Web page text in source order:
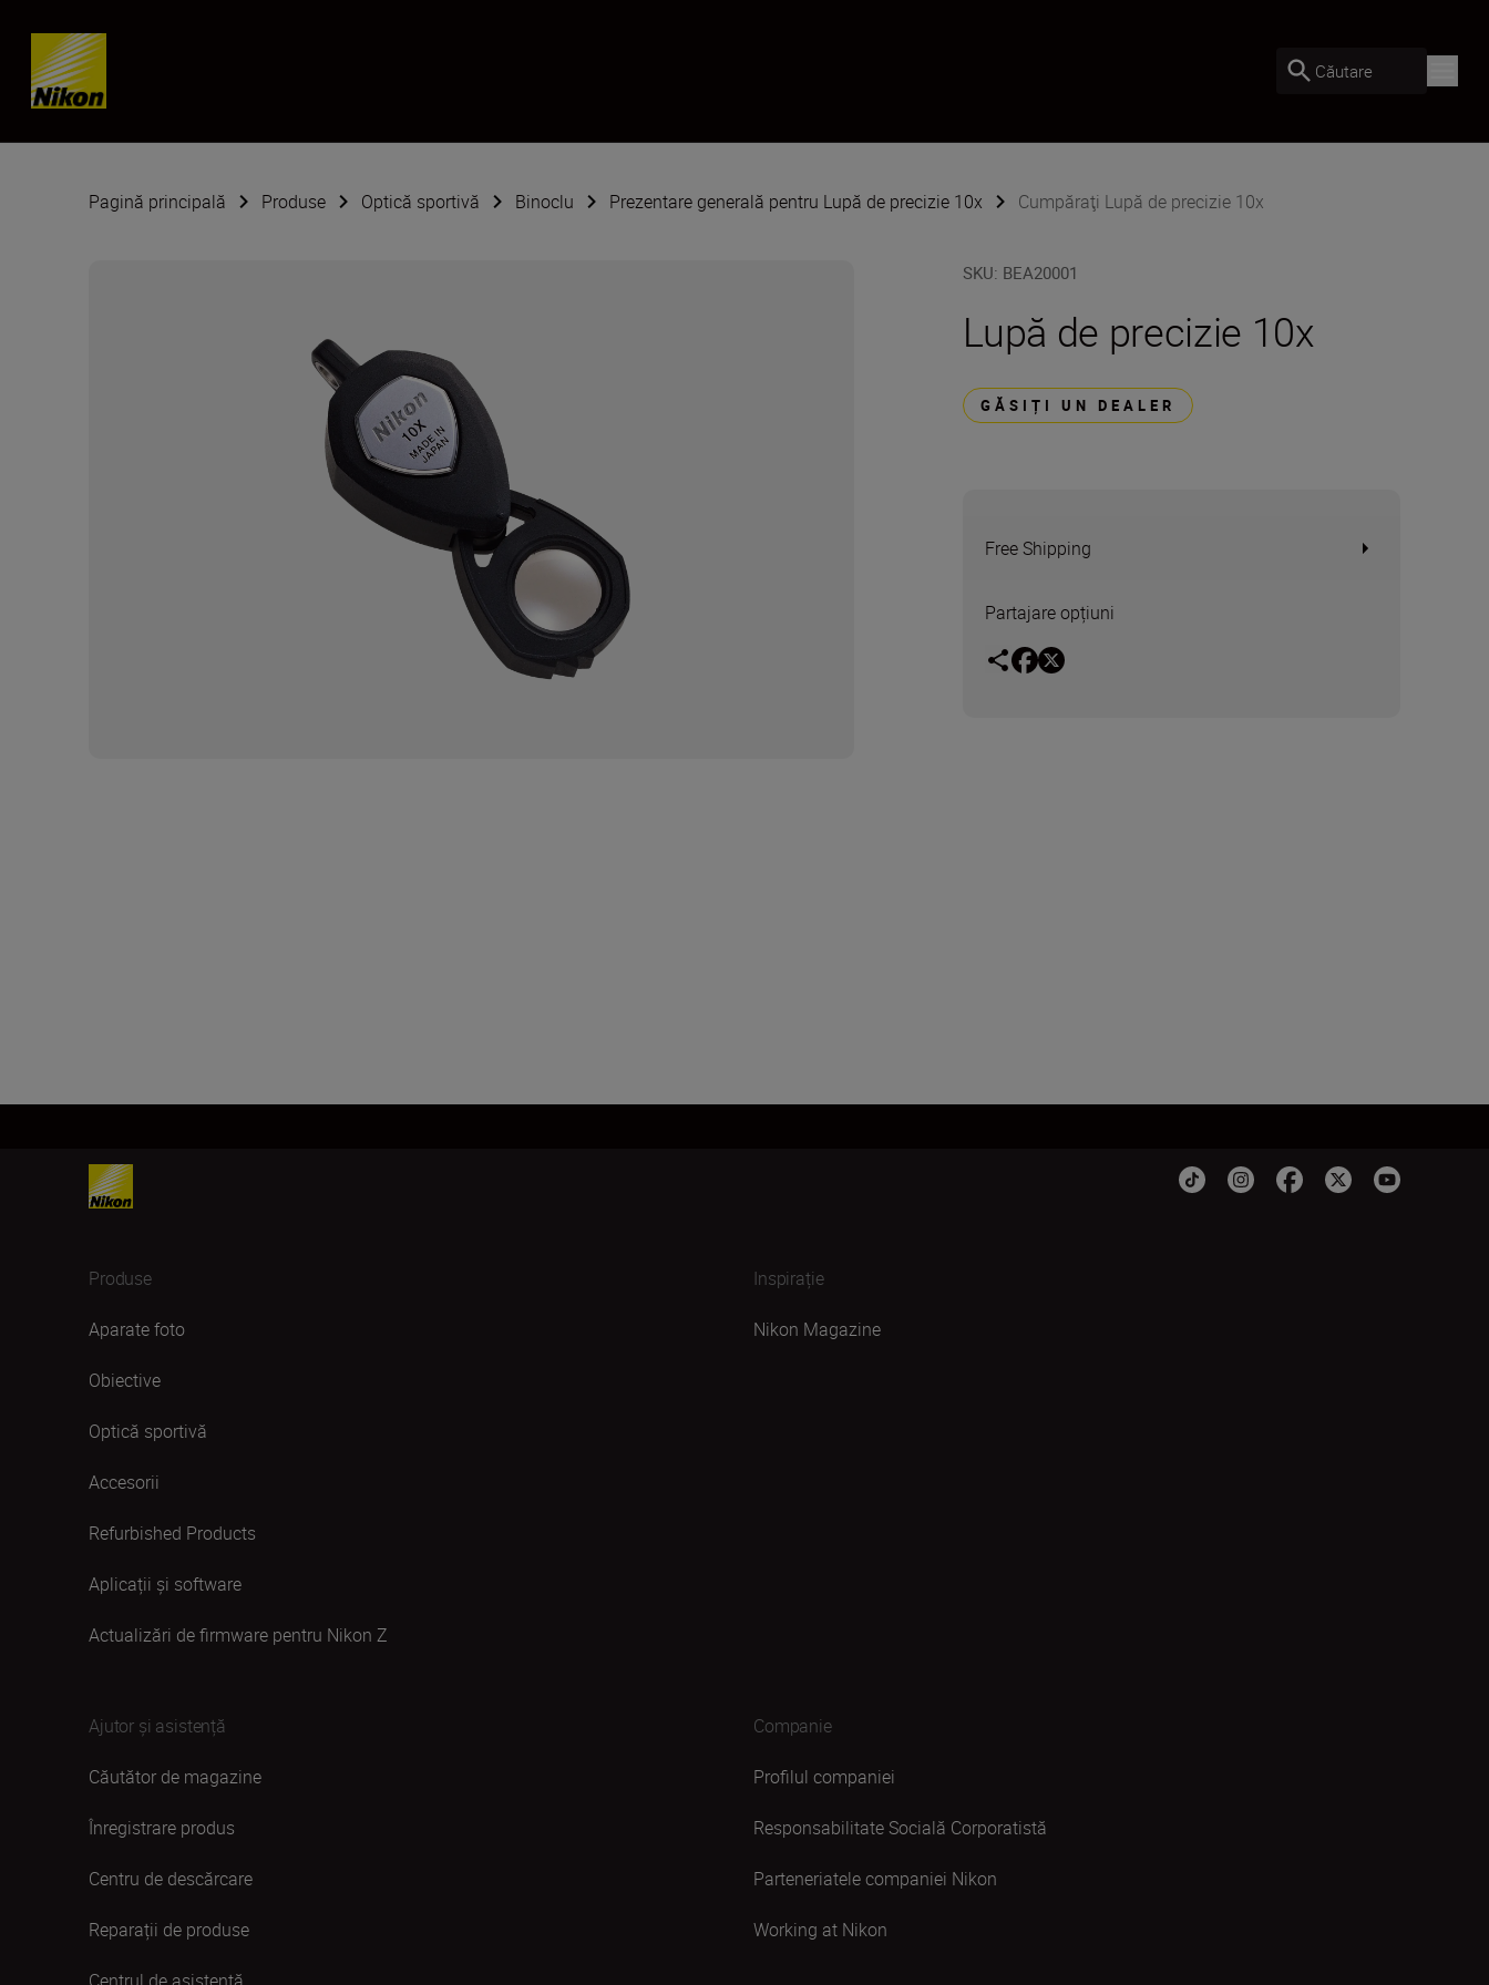
Skip content
Căutare
Pagină principală Produse Optică sportivă Binoclu Prezentare generală pentru Lupă de precizie 10x Cumpăraţi Lupă de precizie 10x
SKU: BEA20001
Lupă de precizie 10x
GĂSIȚI UN DEALER
Free Shipping
Partajare opțiuni
Produse
Aparate foto
Obiective
Optică sportivă
Accesorii
Refurbished Products
Aplicații și software
Actualizări de firmware pentru Nikon Z
Inspirație
Nikon Magazine
Ajutor și asistență
Căutător de magazine
Înregistrare produs
Centru de descărcare
Reparații de produse
Companie
Profilul companiei
Responsabilitate Socială Corporatistă
Parteneriatele companiei Nikon
Working at Nikon